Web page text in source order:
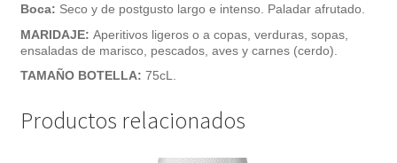
Boca: Seco y de postgusto largo e intenso. Paladar afrutado.
MARIDAJE: Aperitivos ligeros o a copas, verduras, sopas,
ensaladas de marisco, pescados, aves y carnes (cerdo).
TAMAÑO BOTELLA: 75cL.
Productos relacionados